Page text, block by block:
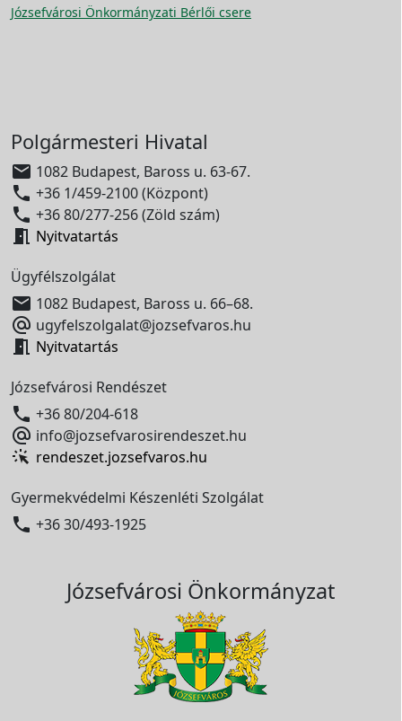
Józsefvárosi Önkormányzati Bérlői csere
Polgármesteri Hivatal
 1082 Budapest, Baross u. 63-67.
 +36 1/459-2100 (Központ)
 +36 80/277-256 (Zöld szám)
 Nyitvatartás
Ügyfélszolgálat
 1082 Budapest, Baross u. 66–68.
 ugyfelszolgalat@jozsefvaros.hu
 Nyitvatartás
Józsefvárosi Rendészet
 +36 80/204-618
 info@jozsefvarosirendeszet.hu
rendeszet.jozsefvaros.hu
Gyermekvédelmi Készenléti Szolgálat
 +36 30/493-1925
Józsefvárosi Önkormányzat